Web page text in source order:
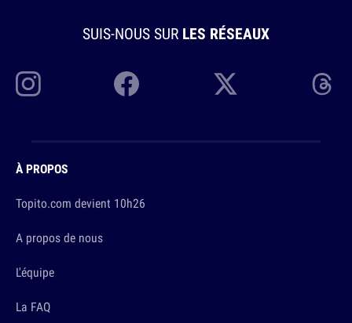
SUIS-NOUS SUR LES RÉSEAUX
À PROPOS
Topito.com devient 10h26
A propos de nous
L'équipe
La FAQ